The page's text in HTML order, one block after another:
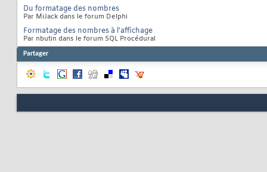
Du formatage des nombres
Par MiJack dans le forum Delphi
Formatage des nombres à l'affichage
Par nbutin dans le forum SQL Procédural
Partager